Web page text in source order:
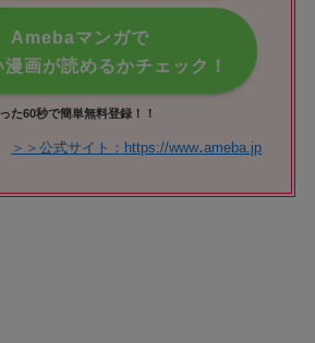
Amebaマンガで
画が読めるかチェック！
た60秒で簡単無料登録！！
＞＞公式サイト：https://www.ameba.jp